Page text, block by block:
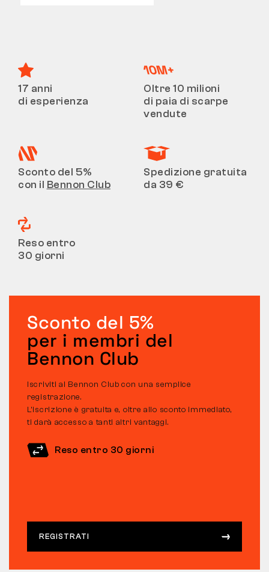
17 anni
di esperienza
Oltre 10 milioni
di paia di scarpe
vendute
Sconto del 5%
con il Bennon Club
Spedizione gratuita
da 39 €
Reso entro
30 giorni
Sconto del 5%
per i membri del
Bennon Club
Iscriviti al Bennon Club con una semplice
registrazione.
L’iscrizione è gratuita e, oltre allo sconto immediato,
ti darà accesso a tanti altri vantaggi.
Reso entro 30 giorni
REGISTRATI